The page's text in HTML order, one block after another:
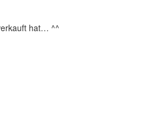
hat… ^^